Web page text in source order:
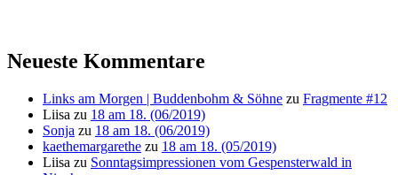
Neueste Kommentare
Links am Morgen | Buddenbohm & Söhne zu Fragmente #12
Liisa zu 18 am 18. (06/2019)
Sonja zu 18 am 18. (06/2019)
kaethemargarethe zu 18 am 18. (05/2019)
Liisa zu Sonntagsimpressionen vom Gespensterwald in